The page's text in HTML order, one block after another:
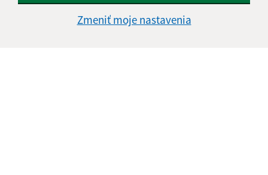
Zmeniť moje nastavenia
Vyhlásenie o prístupnosti
Autorské práva